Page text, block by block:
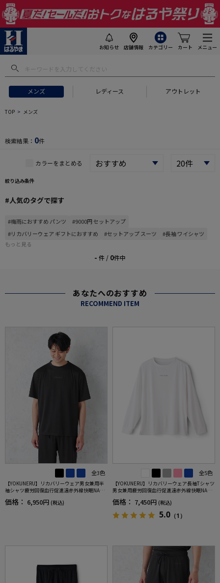
お知らせ 店舗情報 カテゴリー カート メニュー
メンズ レディース アウトレット
フトにおすすめ #セットアップ スーツ
TOP メンズ
検索結果： 0件
カラーをまとめる
絞り込み条件
#人気のタグで探す
#梅雨におすすめ パンツ
#9000円 セットアップ
#リカバリーウェア ギフトにおすすめ
#セットアップ スーツ
#長袖 ワイシャツ
もっと見る
- 件 / 0件中
あなたへのおすすめ
RECOMMEND ITEM
全3色
【YOKUNERU】リカバリーウェア男女兼用半
袖シャツ疲労回復血行促進遠赤外線快眠NANO
MIX(R)【一般医療機器】SS～LLサイズ
価格： 6,950円 (税込)
全5色
【YOKUNERU】リカバリーウェア長袖Tシャツ
男女兼用疲労回復血行促進遠赤外線快眠NANO
MIX(R)【一般医療機器】SS～LLサイズ
価格： 7,450円 (税込)
5.0 （1）